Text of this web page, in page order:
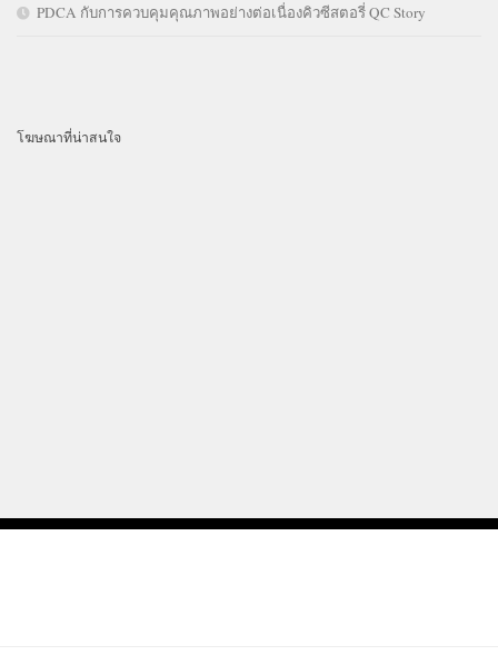
PDCA กับการควบคุมคุณภาพอย่างต่อเนื่องคิวซีสตอรี่ QC Story
โฆษณาที่น่าสนใจ